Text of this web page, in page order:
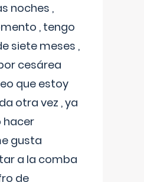
noches ,
, tengo
siete meses ,
cesárea
que estoy
otra vez , ya
hacer
gusta
a la comba
de